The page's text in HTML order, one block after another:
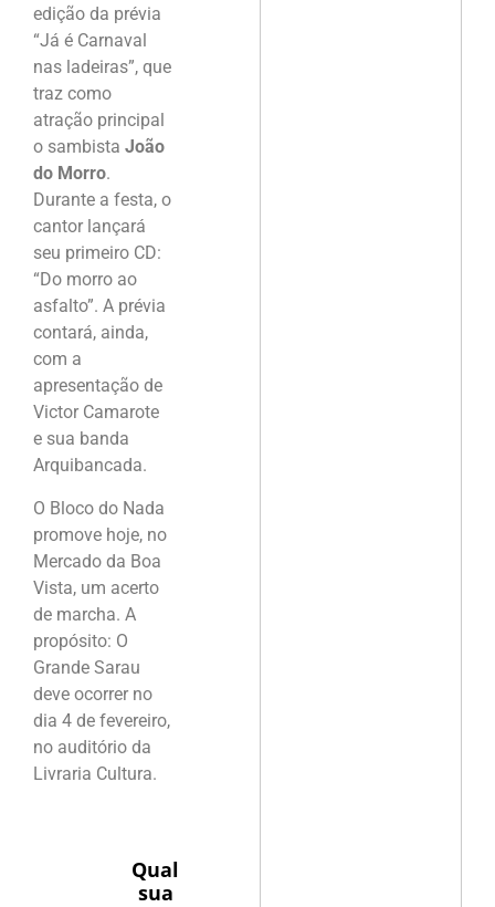
edição da prévia
“Já é Carnaval
nas ladeiras”, que
traz como
atração principal
o sambista João
do Morro.
Durante a festa, o
cantor lançará
seu primeiro CD:
“Do morro ao
asfalto”. A prévia
contará, ainda,
com a
apresentação de
Victor Camarote
e sua banda
Arquibancada.
O Bloco do Nada
promove hoje, no
Mercado da Boa
Vista, um acerto
de marcha. A
propósito: O
Grande Sarau
deve ocorrer no
dia 4 de fevereiro,
no auditório da
Livraria Cultura.
Qual
sua